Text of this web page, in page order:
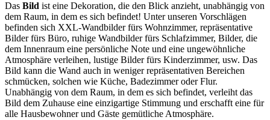
Das Bild ist eine Dekoration, die den Blick anzieht, unabhängig von
dem Raum, in dem es sich befindet! Unter unseren Vorschlägen
befinden sich XXL-Wandbilder fürs Wohnzimmer, repräsentative
Bilder fürs Büro, ruhige Wandbilder fürs Schlafzimmer, Bilder, die
dem Innenraum eine persönliche Note und eine ungewöhnliche
Atmosphäre verleihen, lustige Bilder fürs Kinderzimmer, usw. Das
Bild kann die Wand auch in weniger repräsentativen Bereichen
schmücken, solchen wie Küche, Badezimmer oder Flur.
Unabhängig von dem Raum, in dem es sich befindet, verleiht das
Bild dem Zuhause eine einzigartige Stimmung und erschafft eine für
alle Hausbewohner und Gäste gemütliche Atmosphäre.